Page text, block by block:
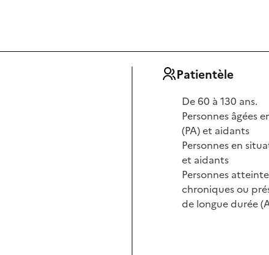
Patientèle
De 60 à 130 ans.
Personnes âgées
(PA) et aidants
Personnes en
et aidants
Personnes
chroniques ou
de longue durée